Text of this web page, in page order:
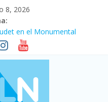
8, 2026
en el Monumental
alto en dos décadas y ya
Fe
kioscos: el sector
y consumo
por el país, un 5,9%